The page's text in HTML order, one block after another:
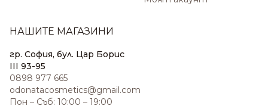
НАШИТЕ МАГАЗИНИ
гр. София, бул. Цар Борис
III 93-95
0898 977 665
odonatacosmetics@gmail.com
Пон – Съб: 10:00 – 19:00